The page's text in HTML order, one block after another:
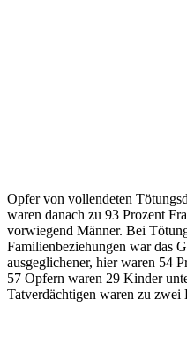
Opfer von vollendeten
waren danach zu 93 Prozent
vorwiegend Männer. Bei
Familienbeziehungen war das
ausgeglichener, hier waren 54
57 Opfern waren 29 Kinder
Tatverdächtigen waren zu zwei